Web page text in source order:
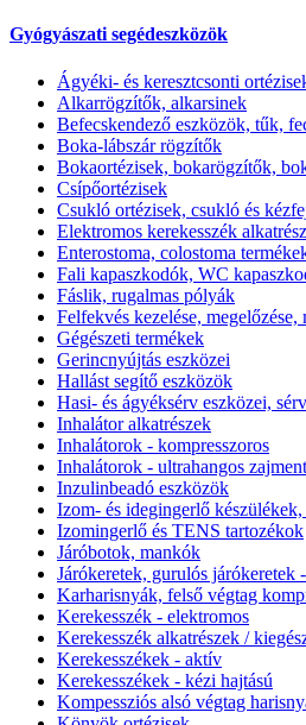
Gyógyászati segédeszközök
Ágyéki- és keresztcsonti
Alkarrögzítők, alkarsinek
Befecskendező eszközök, tűk,
Boka-lábszár rögzítők
Bokaortézisek, bokarögzítők,
Csípőortézisek
Csukló ortézisek, csukló és
Elektromos kerekesszék
Enterostoma, colostoma
Fali kapaszkodók, WC
Fáslik, rugalmas pólyák
Felfekvés kezelése, megelőzése,
Gégészeti termékek
Gerincnyújtás eszközei
Hallást segítő eszközök
Hasi- és ágyéksérv eszközei,
Inhalátor alkatrészek
Inhalátorok - kompresszoros
Inhalátorok - ultrahangos
Inzulinbeadó eszközök
Izom- és idegingerlő
Izomingerlő és TENS tartozékok
Járóbotok, mankók
Járókeretek, gurulós járókeretek
Karharisnyák, felső végtag
Kerekesszék - elektromos
Kerekesszék alkatrészek /
Kerekesszékek - aktív
Kerekesszékek - kézi hajtású
Kompessziós alsó végtag